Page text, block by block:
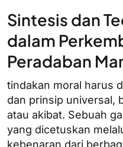
Sintesis dan
dalam
Peradaban
tindakan moral harus
dan prinsip universal,
atau akibat. Sebuah
yang dicetuskan
kebenaran dari